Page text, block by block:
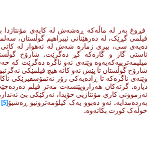
فڕوغ بەر لە ماڵەکە ڕەشەش لە کایەی مۆنتاژدا
فیلمی گڕێک، لە دەرهێنانی ئیبراهیم گوڵستان،
دەیەی سی، بیری ژمارە شەش لە ئەهواز لە کاتی
ئاستی گاز و گازەکە گڕ دەگرێت. شارۆخ
میلیمەترییەکەیەوە وێنەی ئەو ئاگرە دەگرێت کە
شارۆخ گوڵستان تا پێش ئەو کاتە هیچ فیلمێکی
وێنەی ئاگرەکە تا ڕادەیەکی زۆر ئەتمۆسفیرێکی
دیارە. گرتەکان هەزاروپێنسەت مەتر فیلم
ئەزموونی کاری مۆنتاژیی خۆیدا، ئەرکێکی بێ
بەردەمدایە. ئەو دەبوو یەک کیلۆمەترونیو ڕەشیۆ[5]
خولەک کورت بکاتەوە.